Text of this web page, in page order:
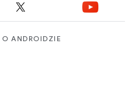
ANDROIDZIE